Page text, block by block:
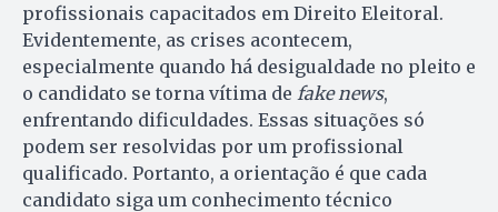
profissionais capacitados em Direito Eleitoral.
Evidentemente, as crises acontecem,
especialmente quando há desigualdade no pleito e
o candidato se torna vítima de fake news,
enfrentando dificuldades. Essas situações só
podem ser resolvidas por um profissional
qualificado. Portanto, a orientação é que cada
candidato siga um conhecimento técnico